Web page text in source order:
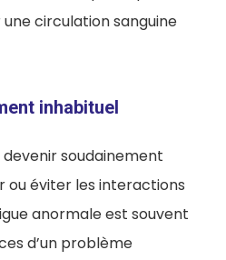
circulation sanguine
inhabituel
soudainement
ou éviter les interactions
anormale est souvent
d’un problème